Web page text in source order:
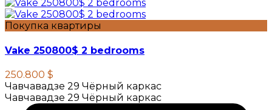
Покупка квартиры
Vake 250800$ 2 bedrooms
250.800 $
Чавчавадзе 29 Чёрный каркас
Чавчавадзе 29 Чёрный каркас